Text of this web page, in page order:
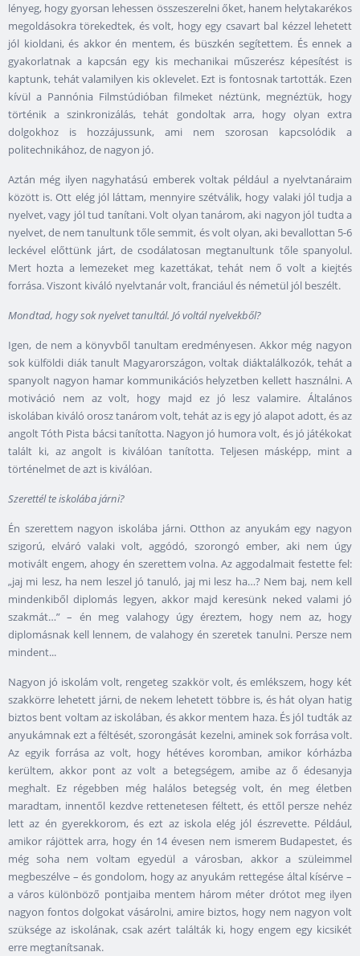
lényeg, hogy gyorsan lehessen összeszerelni őket, hanem helytakarékos
megoldásokra törekedtek, és volt, hogy egy csavart bal kézzel lehetett
jól kioldani, és akkor én mentem, és büszkén segítettem. És ennek a
gyakorlatnak a kapcsán egy kis mechanikai műszerész képesítést is
kaptunk, tehát valamilyen kis oklevelet. Ezt is fontosnak tartották. Ezen
kívül a Pannónia Filmstúdióban filmeket néztünk, megnéztük, hogy
történik a szinkronizálás, tehát gondoltak arra, hogy olyan extra
dolgokhoz is hozzájussunk, ami nem szorosan kapcsolódik a
politechnikához, de nagyon jó.
Aztán még ilyen nagyhatású emberek voltak például a nyelvtanáraim
között is. Ott elég jól láttam, mennyire szétválik, hogy valaki jól tudja a
nyelvet, vagy jól tud tanítani. Volt olyan tanárom, aki nagyon jól tudta a
nyelvet, de nem tanultunk tőle semmit, és volt olyan, aki bevallottan 5-6
leckével előttünk járt, de csodálatosan megtanultunk tőle spanyolul.
Mert hozta a lemezeket meg kazettákat, tehát nem ő volt a kiejtés
forrása. Viszont kiváló nyelvtanár volt, franciául és németül jól beszélt.
Mondtad, hogy sok nyelvet tanultál. Jó voltál nyelvekből?
Igen, de nem a könyvből tanultam eredményesen. Akkor még nagyon
sok külföldi diák tanult Magyarországon, voltak diáktalálkozók, tehát a
spanyolt nagyon hamar kommunikációs helyzetben kellett használni. A
motiváció nem az volt, hogy majd ez jó lesz valamire. Általános
iskolában kiváló orosz tanárom volt, tehát az is egy jó alapot adott, és az
angolt Tóth Pista bácsi tanította. Nagyon jó humora volt, és jó játékokat
talált ki, az angolt is kiválóan tanította. Teljesen másképp, mint a
történelmet de azt is kiválóan.
Szerettél te iskolába járni?
Én szerettem nagyon iskolába járni. Otthon az anyukám egy nagyon
szigorú, elváró valaki volt, aggódó, szorongó ember, aki nem úgy
motivált engem, ahogy én szerettem volna. Az aggodalmait festette fel:
„jaj mi lesz, ha nem leszel jó tanuló, jaj mi lesz ha…? Nem baj, nem kell
mindenkiből diplomás legyen, akkor majd keresünk neked valami jó
szakmát…” – én meg valahogy úgy éreztem, hogy nem az, hogy
diplomásnak kell lennem, de valahogy én szeretek tanulni. Persze nem
mindent...
Nagyon jó iskolám volt, rengeteg szakkör volt, és emlékszem, hogy két
szakkörre lehetett járni, de nekem lehetett többre is, és hát olyan hatig
biztos bent voltam az iskolában, és akkor mentem haza. És jól tudták az
anyukámnak ezt a féltését, szorongását kezelni, aminek sok forrása volt.
Az egyik forrása az volt, hogy hétéves koromban, amikor kórházba
kerültem, akkor pont az volt a betegségem, amibe az ő édesanyja
meghalt. Ez régebben még halálos betegség volt, én meg életben
maradtam, innentől kezdve rettenetesen féltett, és ettől persze nehéz
lett az én gyerekkorom, és ezt az iskola elég jól észrevette. Például,
amikor rájöttek arra, hogy én 14 évesen nem ismerem Budapestet, és
még soha nem voltam egyedül a városban, akkor a szüleimmel
megbeszélve – és gondolom, hogy az anyukám rettegése által kísérve –
a város különböző pontjaiba mentem három méter drótot meg ilyen
nagyon fontos dolgokat vásárolni, amire biztos, hogy nem nagyon volt
szüksége az iskolának, csak azért találták ki, hogy engem egy kicsikét
erre megtanítsanak.